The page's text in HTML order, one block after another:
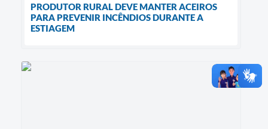
PRODUTOR RURAL DEVE MANTER ACEIROS
PARA PREVENIR INCÊNDIOS DURANTE A
ESTIAGEM